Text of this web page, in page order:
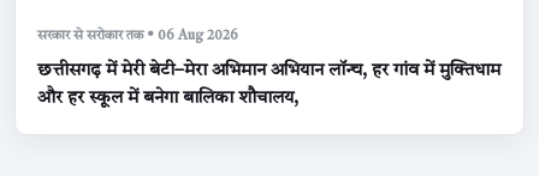
सरकार से सरोकार तक • 06 Aug 2026
छत्तीसगढ़ में मेरी बेटी–मेरा अभिमान अभियान लॉन्च, हर गांव में मुक्तिधाम
और हर स्कूल में बनेगा बालिका शौचालय,